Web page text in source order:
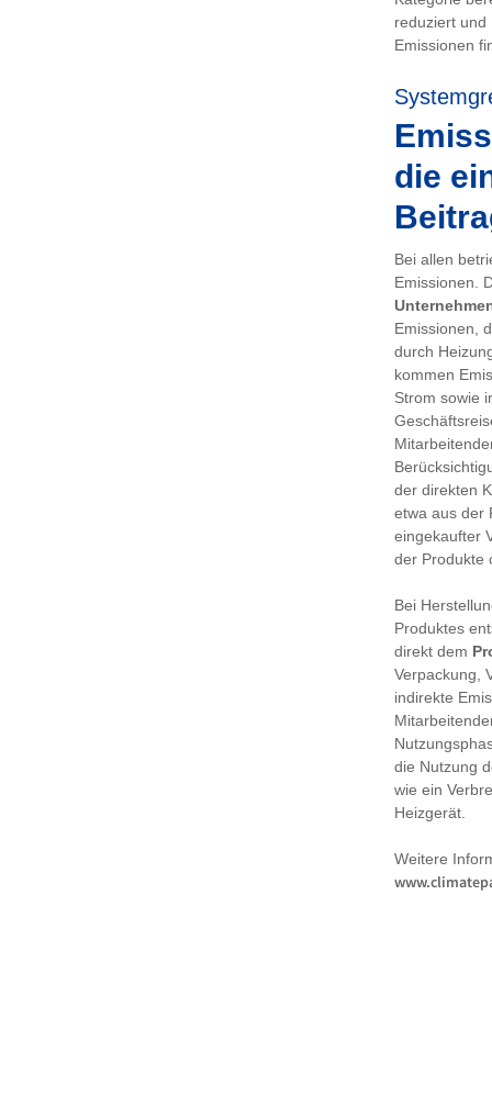
reduziert und
Emissionen
die
Bei allen
Emissionen.
Emissionen,
durch
kommen
Strom sowie
der direkten
etwa aus der
eingekaufter
der Produkte
Bei
Produktes
direkt dem
Verpackung,
indirekte
die Nutzung
wie ein
Heizgerät.
Weitere